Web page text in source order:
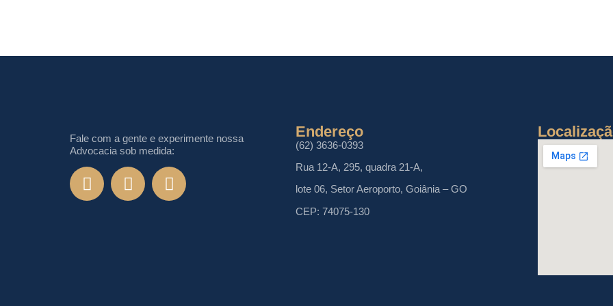
Fale com a gente e experimente nossa
Advocacia sob medida:
Endereço
(62) 3636-0393
Rua 12-A, 295, quadra 21-A,
lote 06, Setor Aeroporto, Goiânia – GO
CEP: 74075-130